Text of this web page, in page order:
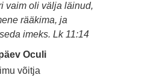
vaim oli välja läinud,
rääkima, ja
imeks. Lk 11:14
Oculi
võitja